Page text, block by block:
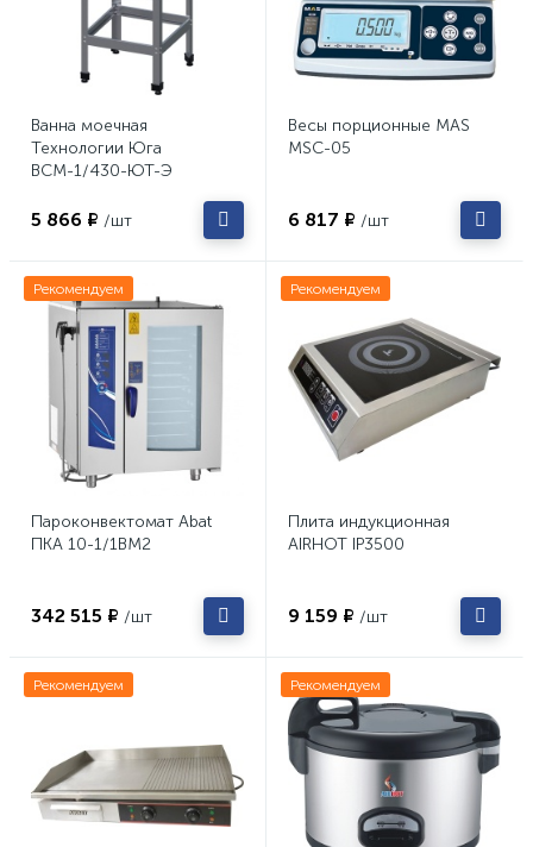
Ванна моечная
Технологии Юга
ВСМ-1/430-ЮТ-Э
5 866 ₽ /шт
Весы порционные MAS
MSC-05
6 817 ₽ /шт
Рекомендуем
Пароконвектомат Abat
ПКА 10-1/1ВМ2
342 515 ₽ /шт
Рекомендуем
Плита индукционная
AIRHOT IP3500
9 159 ₽ /шт
Рекомендуем Рекомендуем